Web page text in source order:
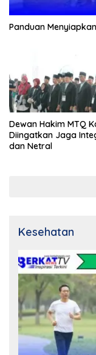
Panduan
Dewan Hakim MTQ
Diingatkan Jaga
dan Netral
Kesehatan